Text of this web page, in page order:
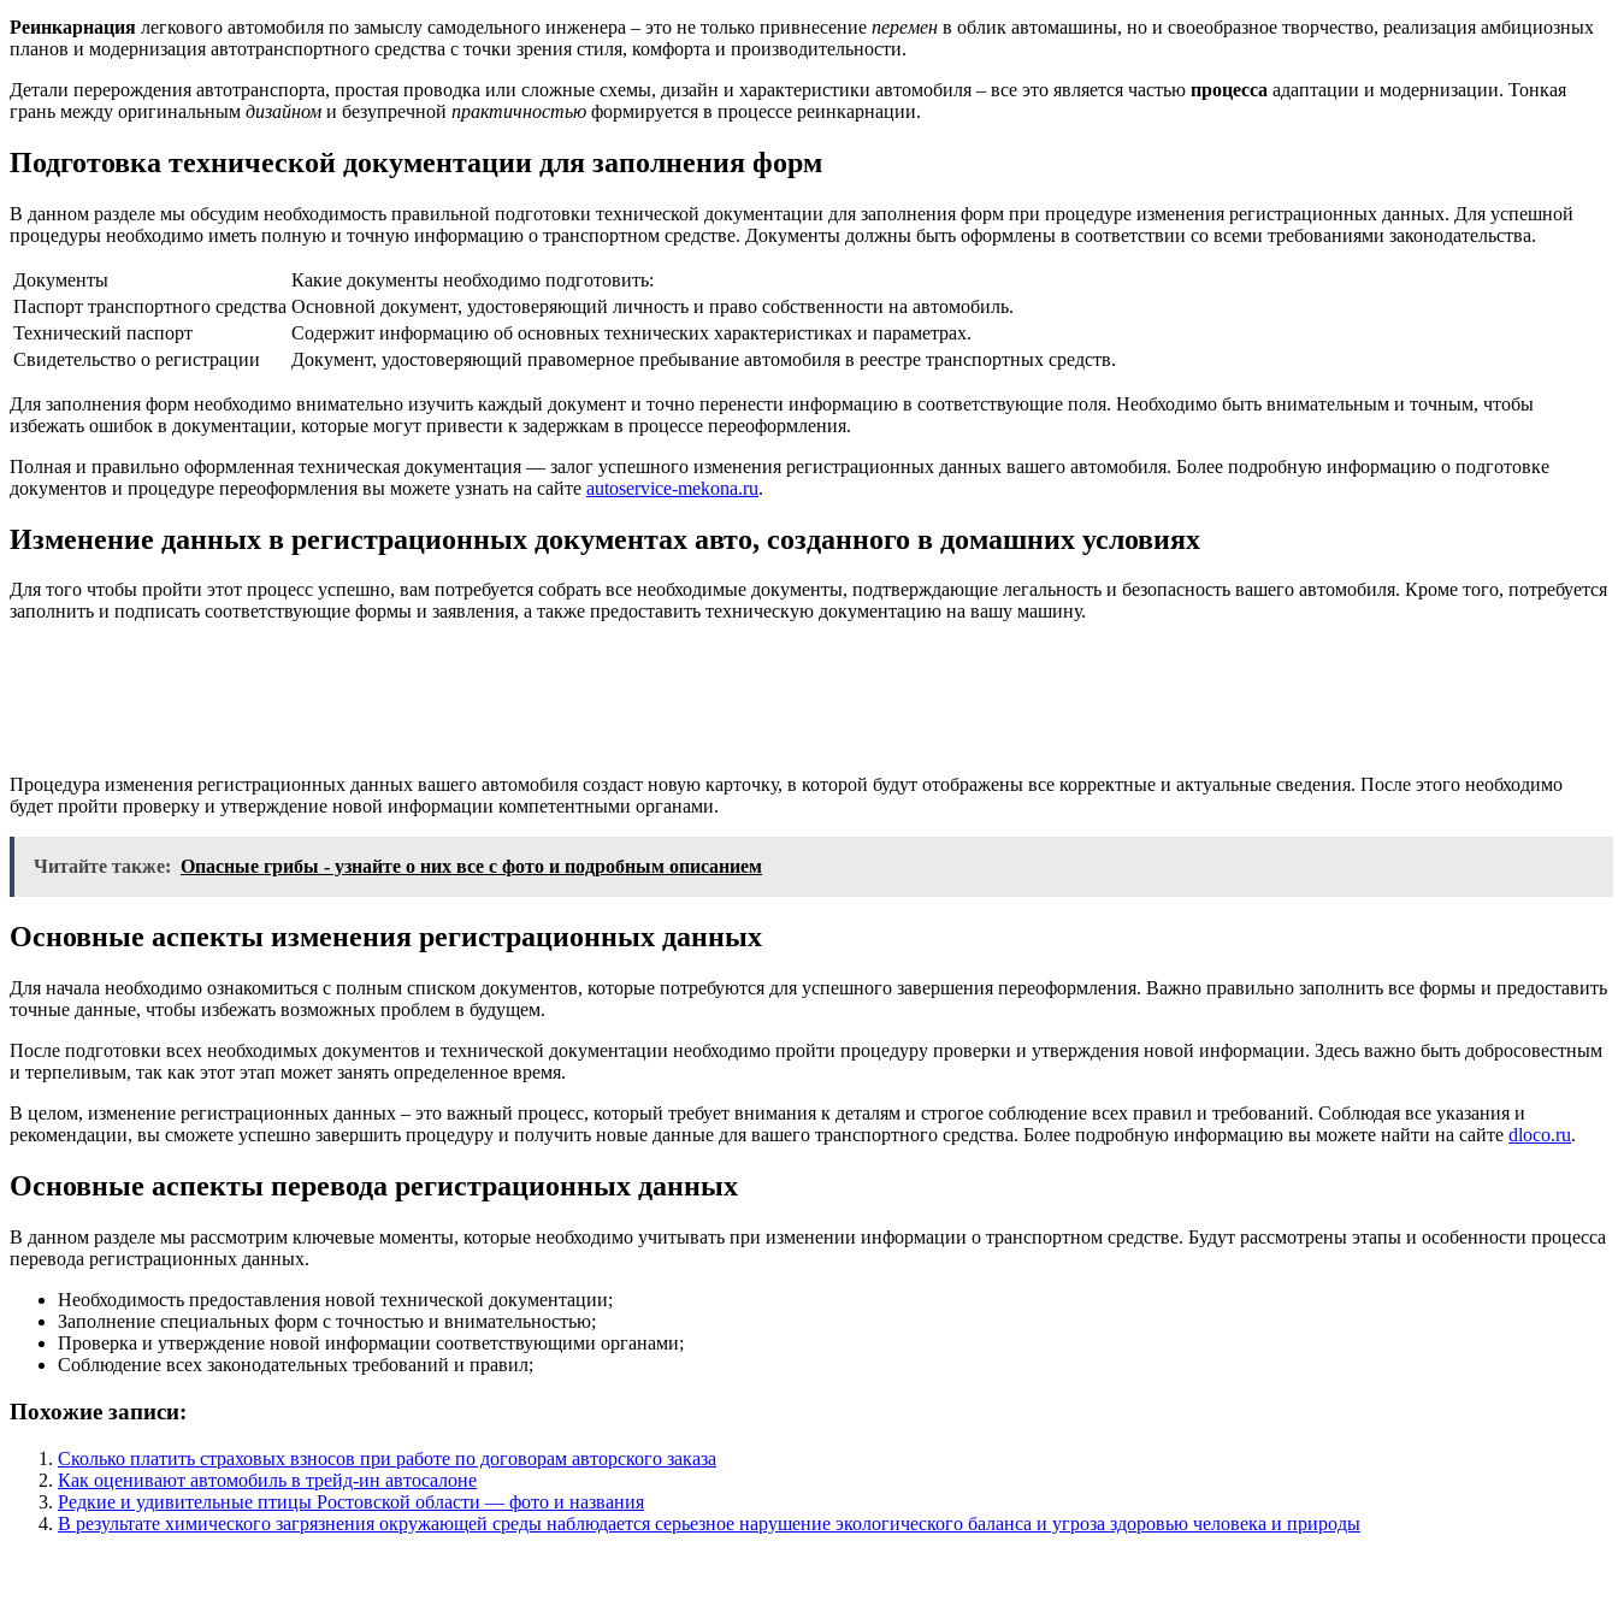
Реинкарнация легкового автомобиля по замыслу самодельного инженера – это не только привнесение перемен в облик автомашины, но и своеобразное творчество, реализация амбициозных
планов и модернизация автотранспортного средства с точки зрения стиля, комфорта и производительности.
Детали перерождения автотранспорта, простая проводка или сложные схемы, дизайн и характеристики автомобиля – все это является частью процесса адаптации и модернизации. Тонкая
грань между оригинальным дизайном и безупречной практичностью формируется в процессе реинкарнации.
Подготовка технической документации для заполнения форм
В данном разделе мы обсудим необходимость правильной подготовки технической документации для заполнения форм при процедуре изменения регистрационных данных. Для успешной
процедуры необходимо иметь полную и точную информацию о транспортном средстве. Документы должны быть оформлены в соответствии со всеми требованиями законодательства.
Документы
Какие документы необходимо подготовить:
Паспорт транспортного средства Основной документ, удостоверяющий личность и право собственности на автомобиль.
Технический паспорт
Содержит информацию об основных технических характеристиках и параметрах.
Свидетельство о регистрации
Документ, удостоверяющий правомерное пребывание автомобиля в реестре транспортных средств.
Для заполнения форм необходимо внимательно изучить каждый документ и точно перенести информацию в соответствующие поля. Необходимо быть внимательным и точным, чтобы
избежать ошибок в документации, которые могут привести к задержкам в процессе переоформления.
Полная и правильно оформленная техническая документация — залог успешного изменения регистрационных данных вашего автомобиля. Более подробную информацию о подготовке
документов и процедуре переоформления вы можете узнать на сайте autoservice-mekona.ru.
Изменение данных в регистрационных документах авто, созданного в домашних условиях
Для того чтобы пройти этот процесс успешно, вам потребуется собрать все необходимые документы, подтверждающие легальность и безопасность вашего автомобиля. Кроме того, потребуется
заполнить и подписать соответствующие формы и заявления, а также предоставить техническую документацию на вашу машину.
Процедура изменения регистрационных данных вашего автомобиля создаст новую карточку, в которой будут отображены все корректные и актуальные сведения. После этого необходимо
будет пройти проверку и утверждение новой информации компетентными органами.
Читайте также: Опасные грибы - узнайте о них все с фото и подробным описанием
Основные аспекты изменения регистрационных данных
Для начала необходимо ознакомиться с полным списком документов, которые потребуются для успешного завершения переоформления. Важно правильно заполнить все формы и предоставить
точные данные, чтобы избежать возможных проблем в будущем.
После подготовки всех необходимых документов и технической документации необходимо пройти процедуру проверки и утверждения новой информации. Здесь важно быть добросовестным
и терпеливым, так как этот этап может занять определенное время.
В целом, изменение регистрационных данных – это важный процесс, который требует внимания к деталям и строгое соблюдение всех правил и требований. Соблюдая все указания и
рекомендации, вы сможете успешно завершить процедуру и получить новые данные для вашего транспортного средства. Более подробную информацию вы можете найти на сайте dloco.ru.
Основные аспекты перевода регистрационных данных
В данном разделе мы рассмотрим ключевые моменты, которые необходимо учитывать при изменении информации о транспортном средстве. Будут рассмотрены этапы и особенности процесса
перевода регистрационных данных.
Необходимость предоставления новой технической документации;
Заполнение специальных форм с точностью и внимательностью;
Проверка и утверждение новой информации соответствующими органами;
Соблюдение всех законодательных требований и правил;
Похожие записи:
Сколько платить страховых взносов при работе по договорам авторского заказа
Как оценивают автомобиль в трейд-ин автосалоне
Редкие и удивительные птицы Ростовской области — фото и названия
В результате химического загрязнения окружающей среды наблюдается серьезное нарушение экологического баланса и угроза здоровью человека и природы